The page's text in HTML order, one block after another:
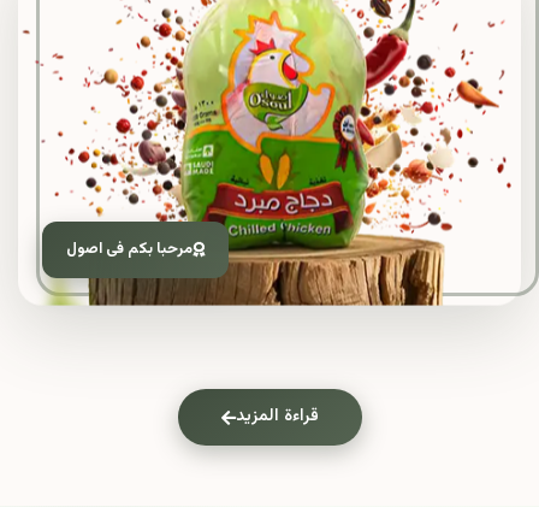
مرحبا بكم فى اصول
قراءة المزيد